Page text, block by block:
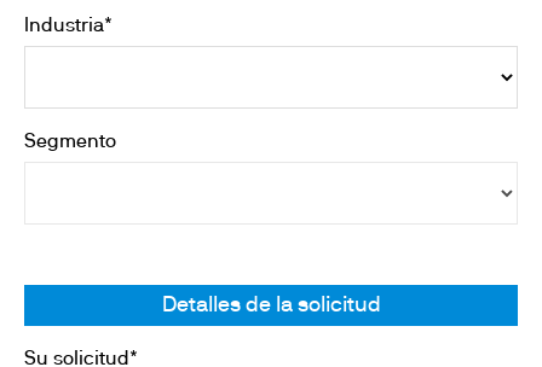
Industria*
Segmento
Detalles de la solicitud
Su solicitud*